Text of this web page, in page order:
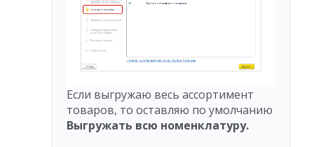
Если выгружаю весь ассортимент
товаров, то оставляю по умолчанию
Выгружать всю номенклатуру.